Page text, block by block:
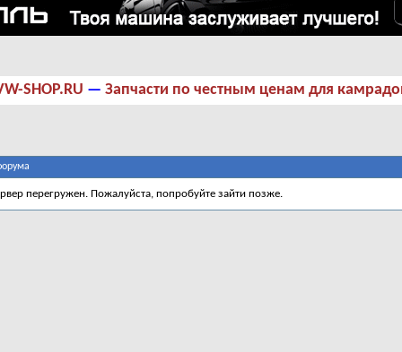
SHOP.RU — Запчасти по честным ценам для
перегружен. Пожалуйста, попробуйте зайти позже.